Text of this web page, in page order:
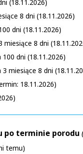
(18.11.2026)
8 dni (18.11.2026)
dni (18.11.2026)
8 dni
dni (18.11.2026)
miesiące 8 dni
18.11.2026)
po terminie porodu
temu)